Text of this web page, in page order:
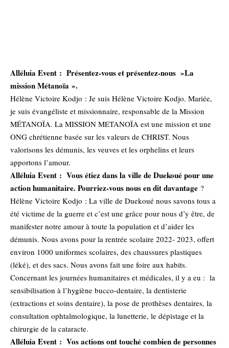
Alléluia Event : Présentez-vous et présentez-nous »La
mission Métanoïa ».
Hélène Victoire Kodjo : Je suis Hélène Victoire Kodjo. Mariée,
je suis évangéliste et missionnaire, responsable de la Mission
MÉTANOÏA. La MISSION METANOÏA est une mission et une
ONG chrétienne basée sur les valeurs de CHRIST. Nous
valorisons les démunis, les veuves et les orphelins et leurs
apportons l’amour.
Alléluia Event : Vous étiez dans la ville de Duekoué pour une
action humanitaire. Pourriez-vous nous en dit davantage ?
Hélène Victoire Kodjo : La ville de Duekoué nous savons tous a
été victime de la guerre et c’est une grâce pour nous d’y être, de
manifester notre amour à toute la population et d’aider les
démunis. Nous avons pour la rentrée scolaire 2022- 2023, offert
environ 1000 uniformes scolaires, des chaussures plastiques
(léké), et des sacs. Nous avons fait une foire aux habits.
Concernant les journées humanitaires et médicales, il y a eu : la
sensibilisation à l’hygiène bucco-dentaire, la dentisterie
(extractions et soins dentaire), la pose de prothèses dentaires, la
consultation ophtalmologique, la lunetterie, le dépistage et la
chirurgie de la cataracte.
Alléluia Event : Vos actions ont touché combien de personnes